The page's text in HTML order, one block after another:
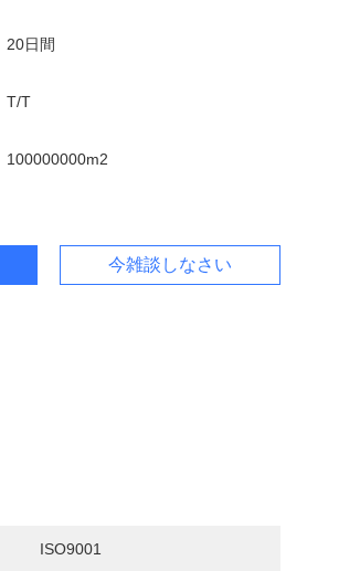
20日間
T/T
100000000m2
今雑談しなさい
ISO9001